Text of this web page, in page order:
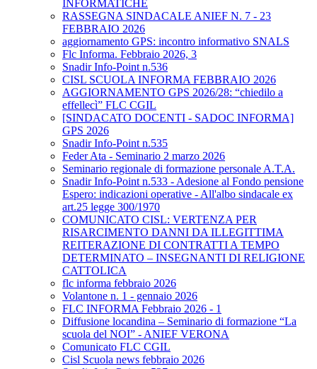
INFORMATICHE
RASSEGNA SINDACALE ANIEF N. 7 - 23
FEBBRAIO 2026
aggiornamento GPS: incontro informativo SNALS
Flc Informa. Febbraio 2026, 3
Snadir Info-Point n.536
CISL SCUOLA INFORMA FEBBRAIO 2026
AGGIORNAMENTO GPS 2026/28: “chiedilo a
effellecì” FLC CGIL
[SINDACATO DOCENTI - SADOC INFORMA]
GPS 2026
Snadir Info-Point n.535
Feder Ata - Seminario 2 marzo 2026
Seminario regionale di formazione personale A.T.A.
Snadir Info-Point n.533 - Adesione al Fondo pensione
Espero: indicazioni operative - All'albo sindacale ex
art.25 legge 300/1970
COMUNICATO CISL: VERTENZA PER
RISARCIMENTO DANNI DA ILLEGITTIMA
REITERAZIONE DI CONTRATTI A TEMPO
DETERMINATO – INSEGNANTI DI RELIGIONE
CATTOLICA
flc informa febbraio 2026
Volantone n. 1 - gennaio 2026
FLC INFORMA Febbraio 2026 - 1
Diffusione locandina – Seminario di formazione “La
scuola del NOI” - ANIEF VERONA
Comunicato FLC CGIL
Cisl Scuola news febbraio 2026